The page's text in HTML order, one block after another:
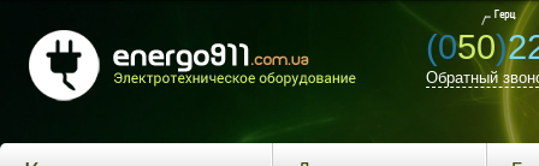
(050)
Обратный